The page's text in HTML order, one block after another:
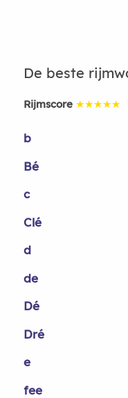
De beste
Rijmscore ★★★★★
b
Bé
c
Clé
d
de
Dé
Dré
e
fee